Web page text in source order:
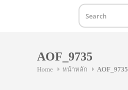
AOF_9735
Home หน้าหลัก AOF_9735